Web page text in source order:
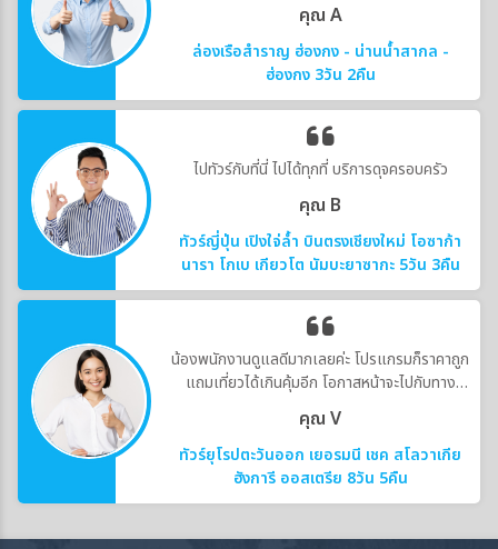
คุณ A
ล่องเรือสำราญ ฮ่องกง - น่านน้ำสากล -
ฮ่องกง 3วัน 2คืน
ไปทัวร์กับที่นี่ ไปได้ทุกที่ บริการดุจครอบครัว
คุณ B
ทัวร์ญี่ปุ่น เปิงใจ่ล้ำ บินตรงเชียงใหม่ โอซาก้า
นารา โกเบ เกียวโต นัมบะยาซากะ 5วัน 3คืน
น้องพนักงานดูแลดีมากเลยค่ะ โปรแกรมก็ราคาถูก
แถมเที่ยวได้เกินคุ้มอีก โอกาสหน้าจะไปกับทาง
บริษัทอีกค่ะ
คุณ V
ทัวร์ยุโรปตะวันออก เยอรมนี เชค สโลวาเกีย
ฮังการี ออสเตรีย 8วัน 5คืน